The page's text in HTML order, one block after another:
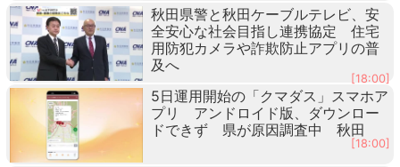
秋田県警と秋田ケーブルテレビ、安
全安心な社会目指し連携協定 住宅
用防犯カメラや詐欺防止アプリの普
及へ
[18:00]
5日運用開始の「クマダス」スマホア
プリ アンドロイド版、ダウンロー
ドできず 県が原因調査中 秋田
[18:00]